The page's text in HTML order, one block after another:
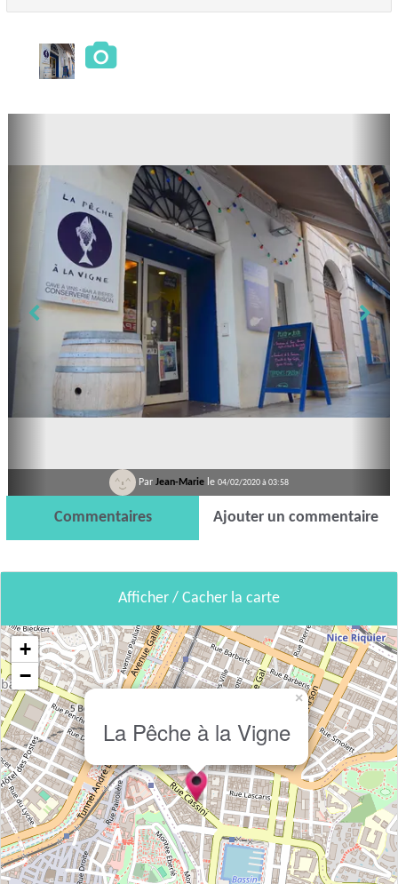
Par Jean-Marie le 04/02/2020 à 03:58
Commentaires Ajouter un commentaire
Afficher / Cacher la carte
La Pêche à la Vigne
×
+
−